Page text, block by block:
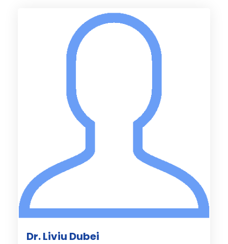
Dr. Liviu Dubei